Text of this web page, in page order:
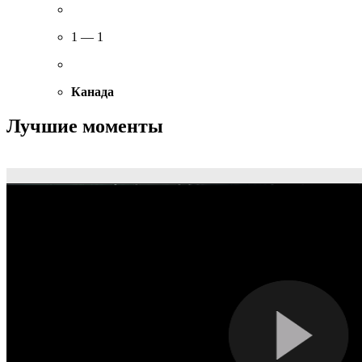
1 — 1
Канада
Лучшие моменты